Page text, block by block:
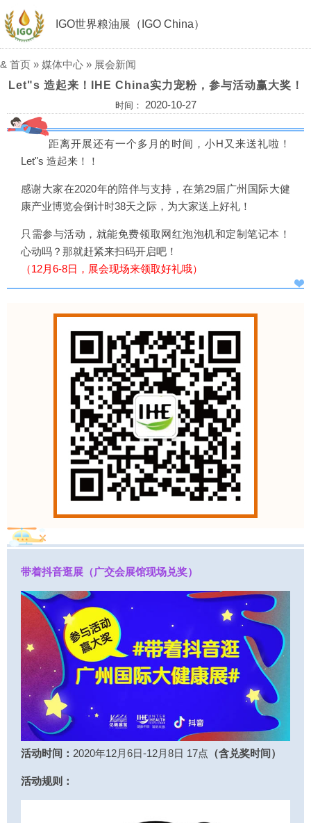
IGO世界粮油展（IGO China）
& 首页 » 媒体中心 » 展会新闻
Let"s 造起来！IHE China实力宠粉，参与活动赢大奖！
时间： 2020-10-27
距离开展还有一个多月的时间，小H又来送礼啦！
Let"s 造起来！！
感谢大家在2020年的陪伴与支持，在第29届广州国际大健
康产业博览会倒计时38天之际，为大家送上好礼！
只需参与活动，就能免费领取网红泡泡机和定制笔记本！
心动吗？那就赶紧来扫码开启吧！
（12月6-8日，展会现场来领取好礼哦）
带着抖音逛展（广交会展馆现场兑奖）
活动时间： 2020年12月6日-12月8日 17点 （含兑奖时间）
活动规则：